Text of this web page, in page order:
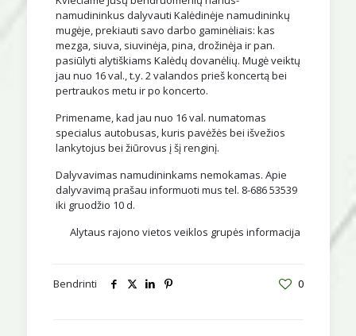
namudininkus dalyvauti Kalėdinėje namudininkų
mugėje, prekiauti savo darbo gaminėliais: kas
mezga, siuva, siuvinėja, pina, drožinėja ir pan.
pasiūlyti alytiškiams Kalėdų dovanėlių. Mugė veiktų
jau nuo 16 val., t.y. 2 valandos prieš koncertą bei
pertraukos metu ir po koncerto.
Primename, kad jau nuo 16 val. numatomas
specialus autobusas, kuris pavėžės bei išvežios
lankytojus bei žiūrovus į šį renginį.
Dalyvavimas namudininkams nemokamas. Apie
dalyvavimą prašau informuoti mus tel. 8-686 53539
iki gruodžio 10 d.
Alytaus rajono vietos veiklos grupės informacija
Bendrinti 0